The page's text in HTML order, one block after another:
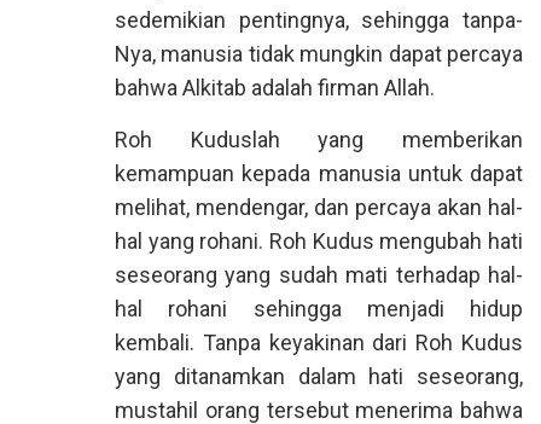
sedemikian pentingnya, sehingga tanpa-
Nya, manusia tidak mungkin dapat percaya
bahwa Alkitab adalah firman Allah.
Roh Kuduslah yang memberikan
kemampuan kepada manusia untuk dapat
melihat, mendengar, dan percaya akan hal-
hal yang rohani. Roh Kudus mengubah hati
seseorang yang sudah mati terhadap hal-
hal rohani sehingga menjadi hidup
kembali. Tanpa keyakinan dari Roh Kudus
yang ditanamkan dalam hati seseorang,
mustahil orang tersebut menerima bahwa